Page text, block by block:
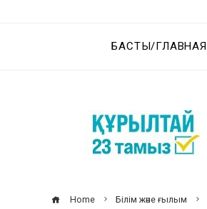
БАСТЫ/ГЛАВНАЯ
Home Білім және ғылым